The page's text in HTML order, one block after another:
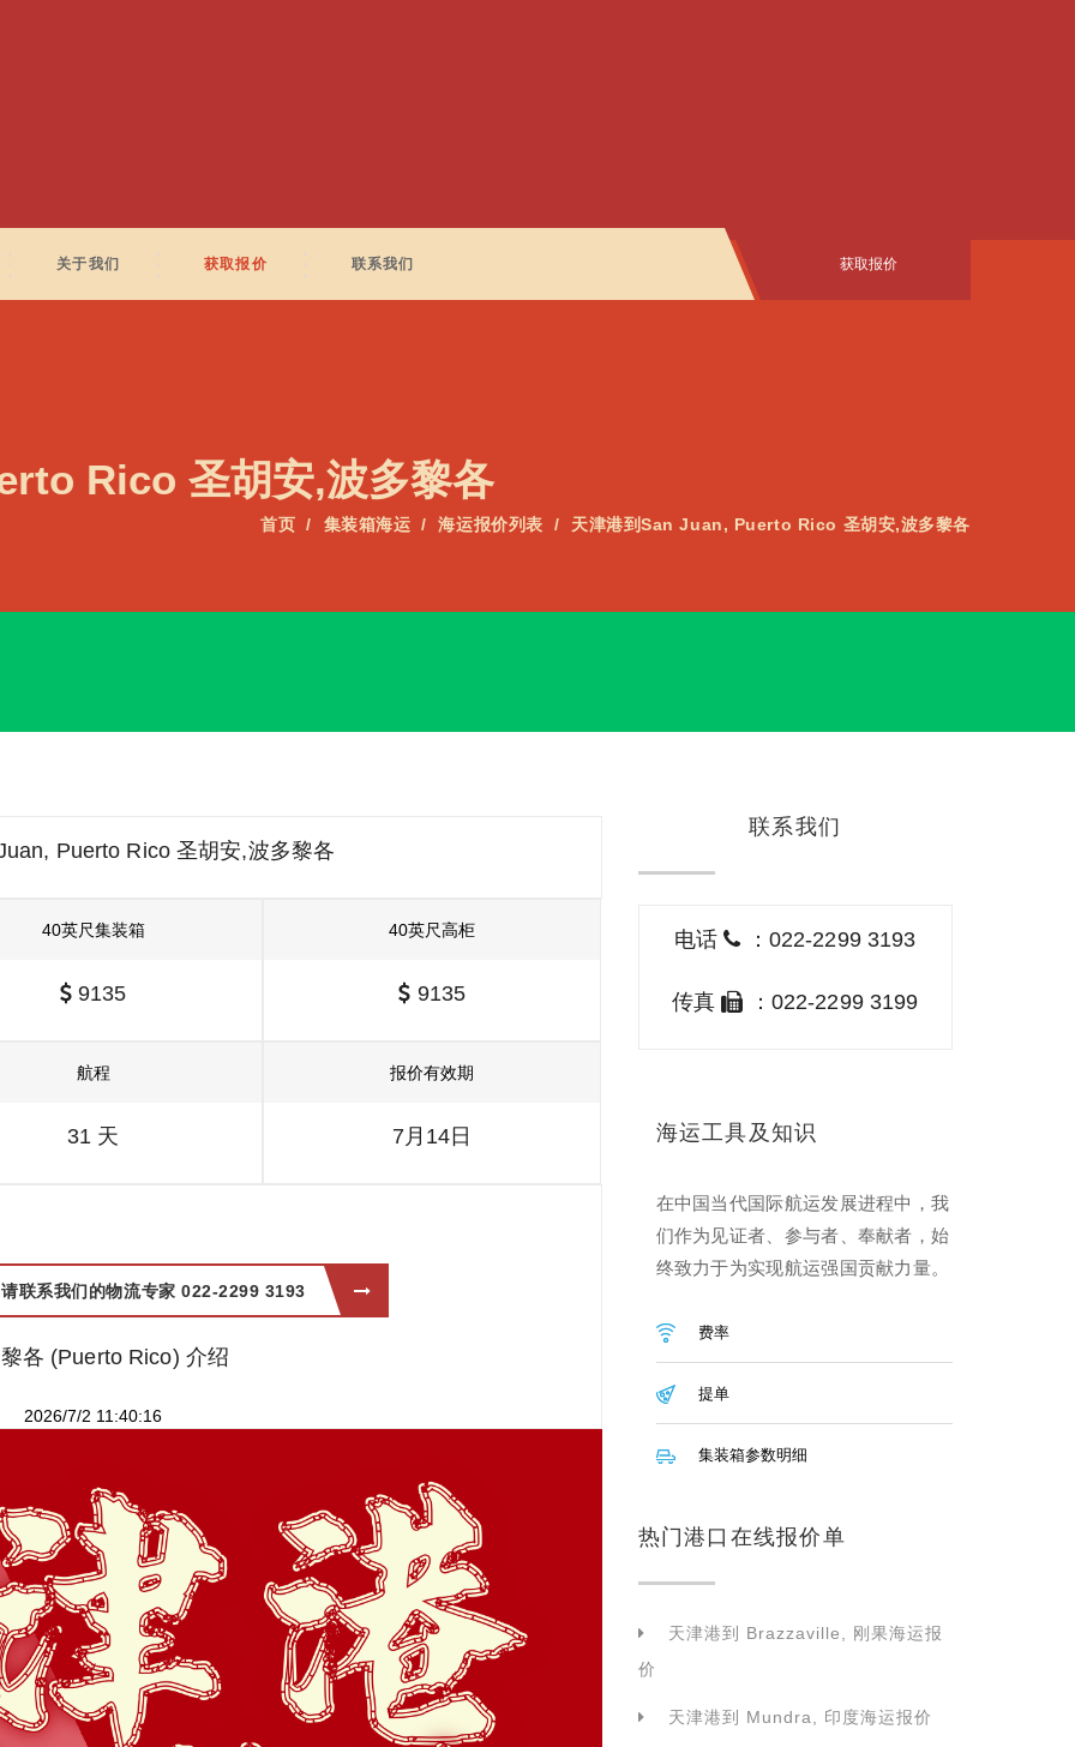
关于我们 获取报价 联系我们 获取报价
Rico 圣胡安,波多黎各
首页 集装箱海运 海运报价列表 天津港到San Juan, Puerto Rico 圣胡安,波多黎各
Puerto Rico 圣胡安,波多黎各
40英尺集装箱
9135
40英尺高柜
9135
航程
31 天
报价有效期
7月14日
联系我们的物流专家 022-2299 3193
各 (Puerto Rico) 介绍
2026/7/2 11:40:16
联系我们
电话 ：022-2299 3193
传真 ：022-2299 3199
海运工具及知识
在中国当代国际航运发展进程中，我
们作为见证者、参与者、奉献者，始
终致力于为实现航运强国贡献力量。
费率
提单
集装箱参数明细
热门港口在线报价单
天津港到 Brazzaville, 刚果海运报
价
天津港到 Mundra, 印度海运报价